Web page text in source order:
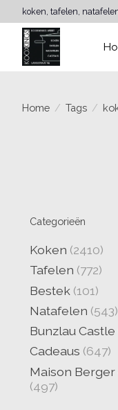
koken, tafelen,
Home / Tags /
Categorieën
Koken (2410)
Tafelen (772)
Bestek (101)
Natafelen (543)
Bunzlau Castle
Cadeaus (647)
Maison
(497)